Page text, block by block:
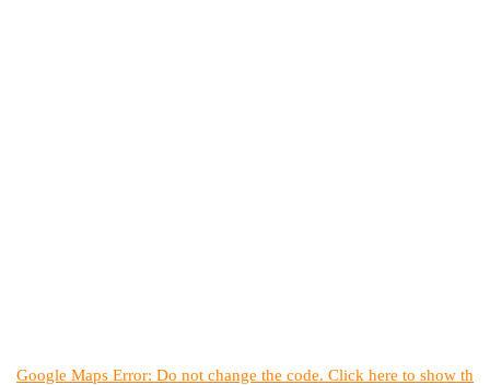
Google Maps Error: Do not change the code. Click here to show th